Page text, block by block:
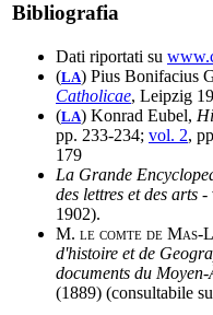
Bibliografia
Dati riportati su
(LA) Pius Bonifacius
Catholicae, Leipzig
(LA) Konrad Eubel,
pp. 233-234; vol. 2,
179
La Grande
des lettres et des arts -
1902).
M. le comte de Mas-
d'histoire et de
documents du Moyen-
(1889) (consultabile su